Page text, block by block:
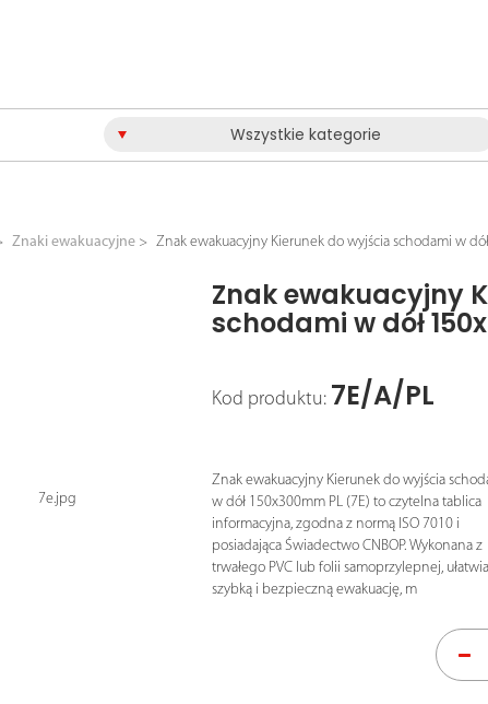
Wszystkie kategorie
Znaki ewakuacyjne Znak ewakuacyjny Kierunek do wyjścia schodami w
7e.jpg
Znak ewakuacyjny
schodami w dół
Kod produktu: 7E/A/PL
Znak ewakuacyjny Kierunek do wyjścia
w dół 150x300mm PL (7E) to czytelna tablica
informacyjna, zgodna z normą ISO 7010 i
posiadająca Świadectwo CNBOP. Wykonana z
trwałego PVC lub folii samoprzylepnej, ułatwia
szybką i bezpieczną ewakuację, m